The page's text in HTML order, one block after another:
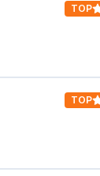
TOP
TOP